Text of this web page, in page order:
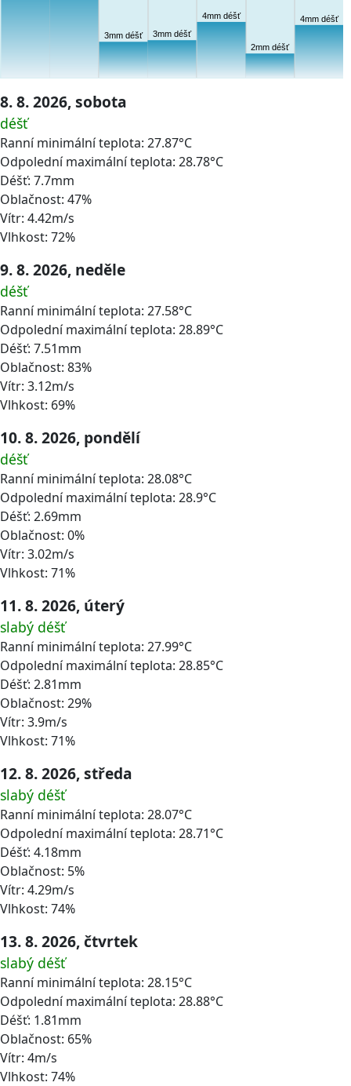
3mm déšť 3mm déšť
4mm déšť
2mm déšť
4mm déšť
8. 8. 2026, sobota
déšť
Ranní minimální teplota: 27.87°C
Odpolední maximální teplota: 28.78°C
Déšť: 7.7mm
Oblačnost: 47%
Vítr: 4.42m/s
Vlhkost: 72%
9. 8. 2026, neděle
déšť
Ranní minimální teplota: 27.58°C
Odpolední maximální teplota: 28.89°C
Déšť: 7.51mm
Oblačnost: 83%
Vítr: 3.12m/s
Vlhkost: 69%
10. 8. 2026, pondělí
déšť
Ranní minimální teplota: 28.08°C
Odpolední maximální teplota: 28.9°C
Déšť: 2.69mm
Oblačnost: 0%
Vítr: 3.02m/s
Vlhkost: 71%
11. 8. 2026, úterý
slabý déšť
Ranní minimální teplota: 27.99°C
Odpolední maximální teplota: 28.85°C
Déšť: 2.81mm
Oblačnost: 29%
Vítr: 3.9m/s
Vlhkost: 71%
12. 8. 2026, středa
slabý déšť
Ranní minimální teplota: 28.07°C
Odpolední maximální teplota: 28.71°C
Déšť: 4.18mm
Oblačnost: 5%
Vítr: 4.29m/s
Vlhkost: 74%
13. 8. 2026, čtvrtek
slabý déšť
Ranní minimální teplota: 28.15°C
Odpolední maximální teplota: 28.88°C
Déšť: 1.81mm
Oblačnost: 65%
Vítr: 4m/s
Vlhkost: 74%